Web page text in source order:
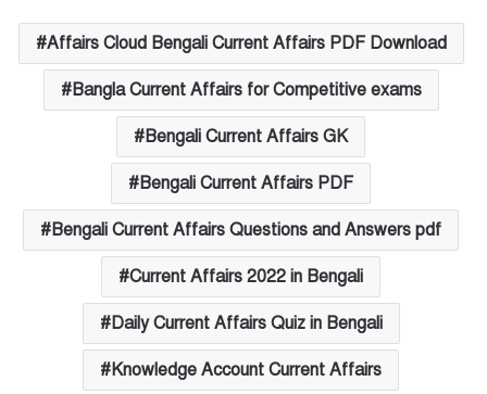
Affairs Cloud Bengali Current Affairs PDF Download
Bangla Current Affairs for Competitive exams
Bengali Current Affairs GK
Bengali Current Affairs PDF
Bengali Current Affairs Questions and Answers pdf
Current Affairs 2022 in Bengali
Daily Current Affairs Quiz in Bengali
Knowledge Account Current Affairs